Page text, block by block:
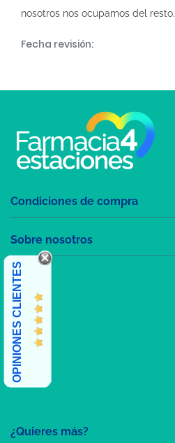
nosotros nos ocupamos del resto.
Fecha revisión:
¿Quieres más?
Condiciones de compra
Sobre nosotros
OPINIONES CLIENTES